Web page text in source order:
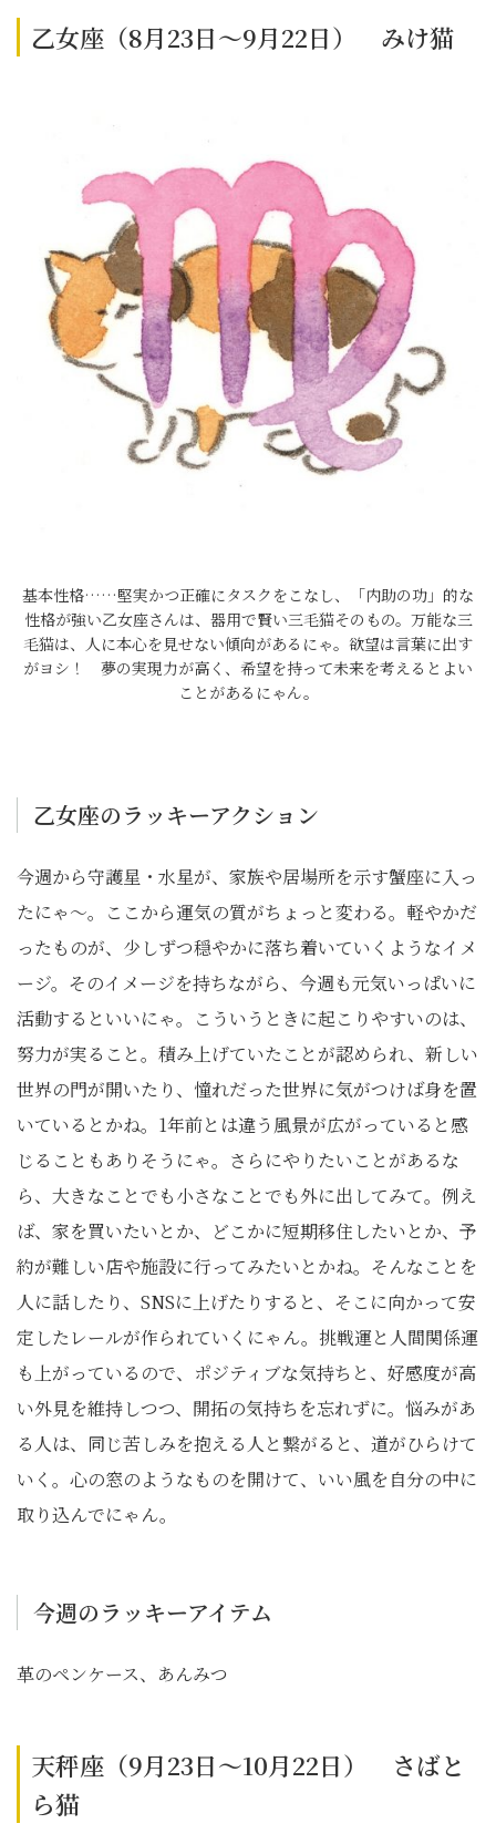
乙女座（8月23日～9月22日） みけ猫
基本性格……堅実かつ正確にタスクをこなし、「内助の功」的な
性格が強い乙女座さんは、器用で賢い三毛猫そのもの。万能な三
毛猫は、人に本心を見せない傾向があるにゃ。欲望は言葉に出す
がヨシ！ 夢の実現力が高く、希望を持って未来を考えるとよい
ことがあるにゃん。
乙女座のラッキーアクション
今週から守護星・水星が、家族や居場所を示す蟹座に入っ
たにゃ〜。ここから運気の質がちょっと変わる。軽やかだ
ったものが、少しずつ穏やかに落ち着いていくようなイメ
ージ。そのイメージを持ちながら、今週も元気いっぱいに
活動するといいにゃ。こういうときに起こりやすいのは、
努力が実ること。積み上げていたことが認められ、新しい
世界の門が開いたり、憧れだった世界に気がつけば身を置
いているとかね。1年前とは違う風景が広がっていると感
じることもありそうにゃ。さらにやりたいことがあるな
ら、大きなことでも小さなことでも外に出してみて。例え
ば、家を買いたいとか、どこかに短期移住したいとか、予
約が難しい店や施設に行ってみたいとかね。そんなことを
人に話したり、SNSに上げたりすると、そこに向かって安
定したレールが作られていくにゃん。挑戦運と人間関係運
も上がっているので、ポジティブな気持ちと、好感度が高
い外見を維持しつつ、開拓の気持ちを忘れずに。悩みがあ
る人は、同じ苦しみを抱える人と繋がると、道がひらけて
いく。心の窓のようなものを開けて、いい風を自分の中に
取り込んでにゃん。
今週のラッキーアイテム
革のペンケース、あんみつ
天秤座（9月23日～10月22日） さばと
ら猫